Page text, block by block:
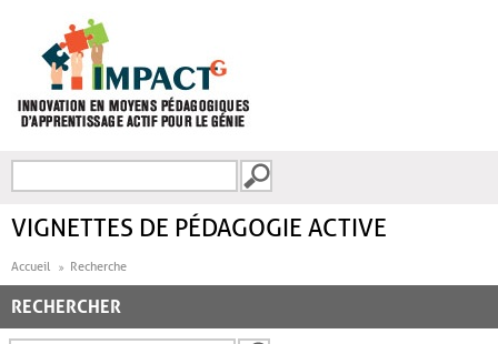
FORMULAIRE DE
VIGNETTES DE PÉDAGOGIE ACTIVE
Accueil Recherche
RECHERCHER